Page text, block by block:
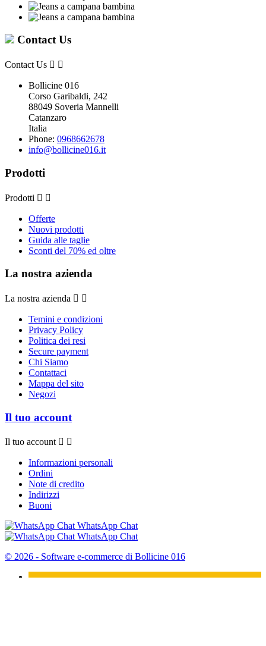
Contact Us
Contact Us  
Bollicine 016
Corso Garibaldi, 242
88049 Soveria Mannelli
Catanzaro
Italia
Phone: 0968662678
info@bollicine016.it
Prodotti
Prodotti  
Offerte
Nuovi prodotti
Guida alle taglie
Sconti del 70% ed oltre
La nostra azienda
La nostra azienda  
Temini e condizioni
Privacy Policy
Politica dei resi
Secure payment
Chi Siamo
Contattaci
Mappa del sito
Negozi
Il tuo account
Il tuo account  
Informazioni personali
Ordini
Note di credito
Indirizzi
Buoni
WhatsApp Chat
WhatsApp Chat
© 2026 - Software e-commerce di Bollicine 016